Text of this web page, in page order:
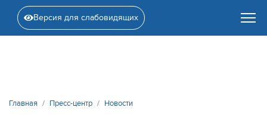
Версия для слабовидящих
Главная Пресс-центр Новости